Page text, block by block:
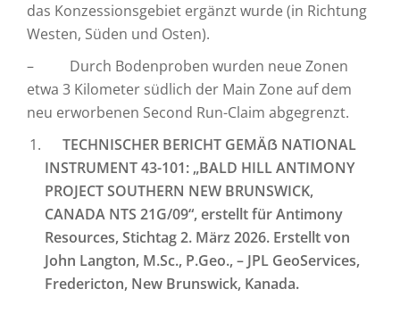
das Konzessionsgebiet ergänzt wurde (in Richtung
Westen, Süden und Osten).
– Durch Bodenproben wurden neue Zonen
etwa 3 Kilometer südlich der Main Zone auf dem
neu erworbenen Second Run-Claim abgegrenzt.
TECHNISCHER BERICHT GEMÄẞ NATIONAL
INSTRUMENT 43-101: „BALD HILL ANTIMONY
PROJECT SOUTHERN NEW BRUNSWICK,
CANADA NTS 21G/09“, erstellt für Antimony
Resources, Stichtag 2. März 2026. Erstellt von
John Langton, M.Sc., P.Geo., – JPL GeoServices,
Fredericton, New Brunswick, Kanada.